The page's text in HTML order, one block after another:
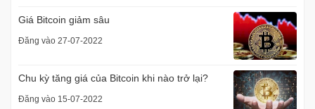
Giá Bitcoin giảm sâu
Đăng vào 27-07-2022
Chu kỳ tăng giá của Bitcoin khi nào trở lại?
Đăng vào 15-07-2022